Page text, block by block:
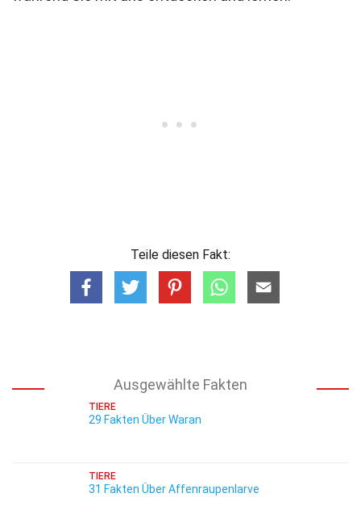
Teile diesen Fakt:
Ausgewählte Fakten
TIERE
29 Fakten Über Waran
TIERE
31 Fakten Über Affenraupenlarve